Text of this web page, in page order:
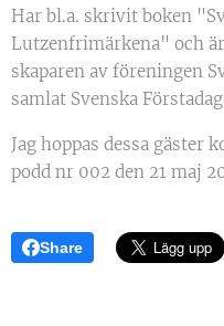
Har bl.a. skrivit boken
Lutzenfrimärkena" och
skaparen av föreningen
samlat Svenska
Jag hoppas dessa gäster
podd nr 002 den 21 maj
Share